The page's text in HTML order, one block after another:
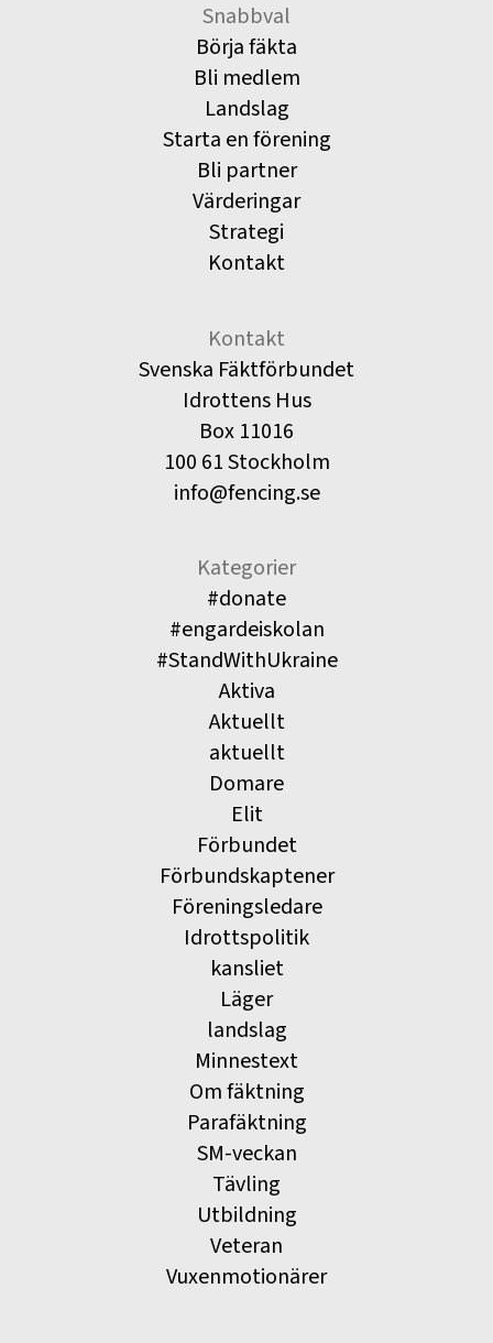
Snabbval
Börja fäkta
Bli medlem
Landslag
Starta en förening
Bli partner
Värderingar
Strategi
Kontakt
Kontakt
Svenska Fäktförbundet
Idrottens Hus
Box 11016
100 61 Stockholm
info@fencing.se
Kategorier
#donate
#engardeiskolan
#StandWithUkraine
Aktiva
Aktuellt
aktuellt
Domare
Elit
Förbundet
Förbundskaptener
Föreningsledare
Idrottspolitik
kansliet
Läger
landslag
Minnestext
Om fäktning
Parafäktning
SM-veckan
Tävling
Utbildning
Veteran
Vuxenmotionärer